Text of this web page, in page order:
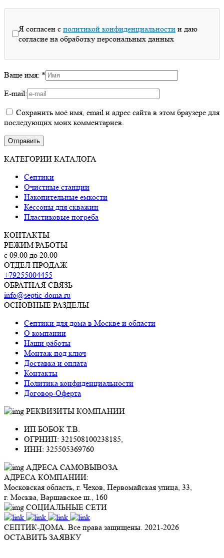
Я согласен с политикой конфиденциальности и даю
согласие на обработку персональных данных
Ваше имя: *
E-mail:
Сохранить моё имя, email и адрес сайта в этом браузере для
последующих моих комментариев.
КАТЕГОРИИ КАТАЛОГА
Септики
Очистные станции
Накопительные емкости
Кессоны для скважин
Пластиковые погреба
КОНТАКТЫ
РЕЖИМ РАБОТЫ
с 09.00 до 20.00
ОТДЕЛ ПРОДАЖ
+79255004455
ОБРАТНАЯ СВЯЗЬ
info@septic-doma.ru
ОСНОВНЫЕ РАЗДЕЛЫ
Септики для дома в Москве и области
О компании
Наши работы
Монтаж под ключ
Доставка и оплата
Контакты
Политика конфиденциальности
Договор-Оферта
РЕКВИЗИТЫ КОМПАНИИ
ИП БОБОК Т.В.
ОГРНИП: 321508100238185,
ИНН: 325505369760
АДРЕСА САМОВЫВОЗА
АДРЕСА КОМПАНИИ:
Московская область, г. Чехов, Первомайская улица, 33,
г. Москва, Варшавское ш., 160
СОЦИАЛЬНЫЕ СЕТИ
СЕПТИК-ДОМА. Все права защищены. 2021-2026
ОСТАВИТЬ ЗАЯВКУ